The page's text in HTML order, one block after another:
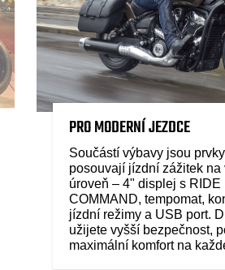
PRO MODERNÍ JEZDCE
Součástí výbavy jsou
posouvají jízdní zážitek na
úroveň – 4" displej s RIDE
COMMAND, tempomat,
jízdní režimy a USB port.
užijete vyšší bezpečnost,
maximální komfort na